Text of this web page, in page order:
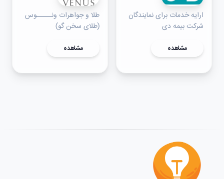
ارایه خدمات برای نمایندگان
شرکت بیمه دی
مشاهده
طلا و جواهرات ونـــــوس
(طلای سخن گو)
مشاهده